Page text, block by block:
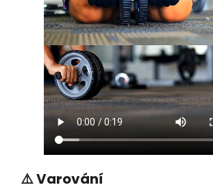
⚠️ Varování